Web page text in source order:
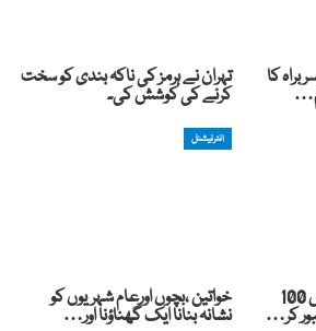
کا تہران نے ہرمز کی ناکہ بندی کو سخت
کرنے کی کوشش کی۔
راشد خان نے آئی پی ایل میں 100
کر…
انٹرنیشنل
خواتین ،بچوں اورعام شہریوں کو
نشانہ بنانا ایک گھناؤنا اور…